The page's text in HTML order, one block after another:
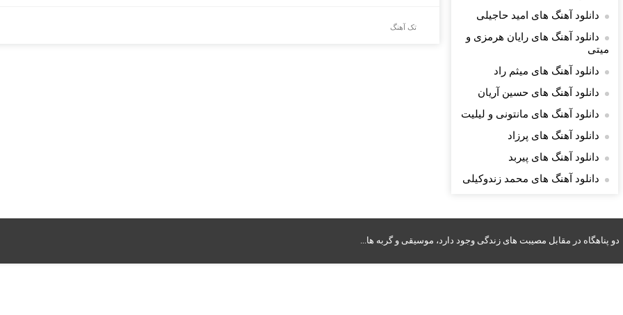
تک آهنگ
دانلود آهنگ های امید حاجیلی
دانلود آهنگ های رایان هرمزی و
میتی
دانلود آهنگ های میثم راد
دانلود آهنگ های حسین آریان
دانلود آهنگ های مانتونی و لیلیت
دانلود آهنگ های پرزاد
دانلود آهنگ های پیربد
دانلود آهنگ های محمد زندوکیلی
دو پناهگاه در مقابل مصیبت های زندگی وجود دارد، موسیقی و گربه ها...